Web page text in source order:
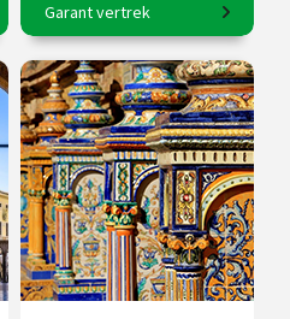
8-daagse reis o.l.v. René van
Beek
€ 2750.00
vanaf 16
okt.
Op locatie
Garant vertrek